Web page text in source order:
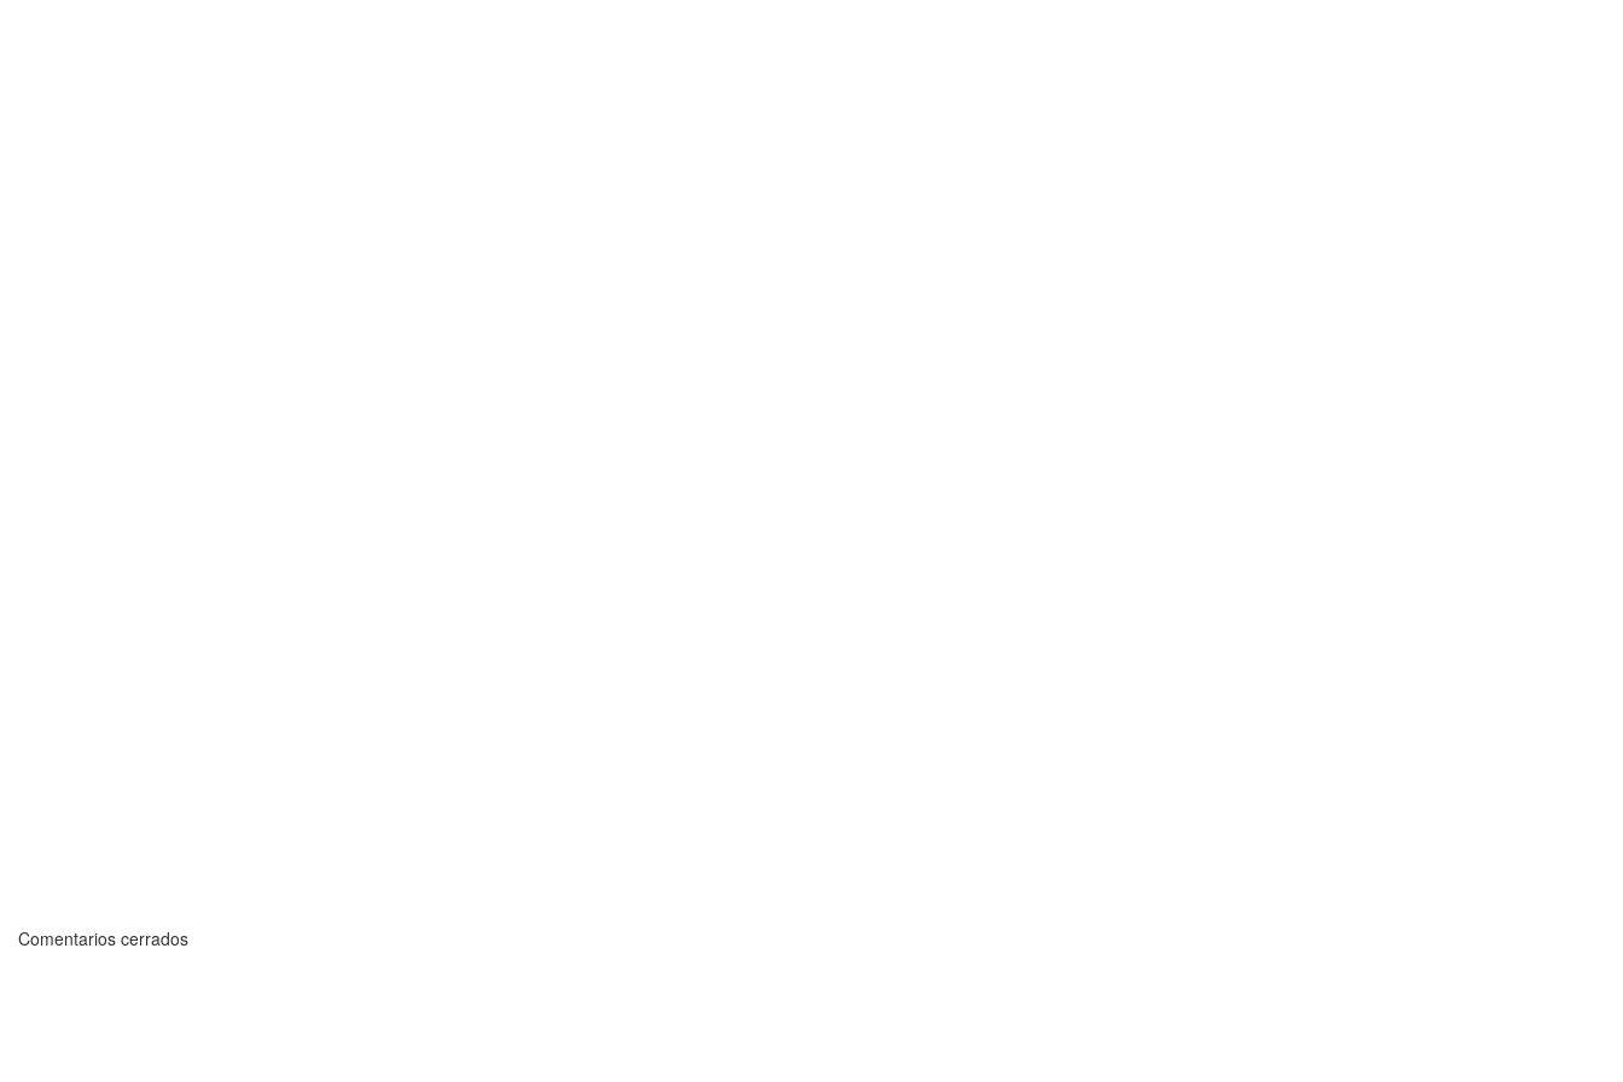
Comentarios cerrados